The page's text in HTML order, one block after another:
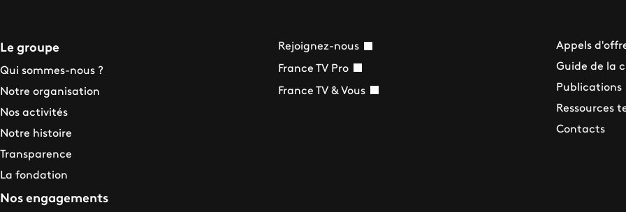
Le groupe
Qui sommes-nous ?
Notre organisation
Nos activités
Notre histoire
Transparence
La fondation
Nos engagements
Rejoignez-nous
France TV Pro
France TV & Vous
Appels
Guide de la
Publications
Ressources
Contacts